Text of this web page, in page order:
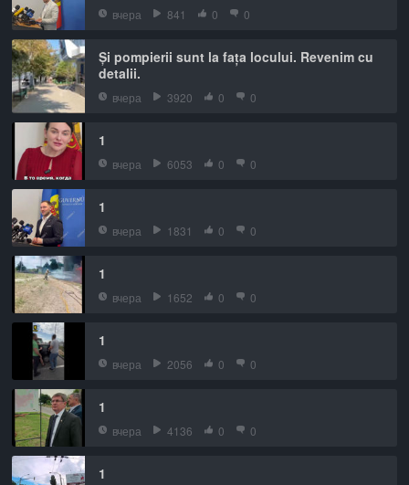
вчера 841 0 0
Și pompierii sunt la fața locului. Revenim cu
detalii.
вчера 3920 0 0
1
вчера 6053 0 0
1
вчера 1831 0 0
1
вчера 1652 0 0
1
вчера 2056 0 0
1
вчера 4136 0 0
1